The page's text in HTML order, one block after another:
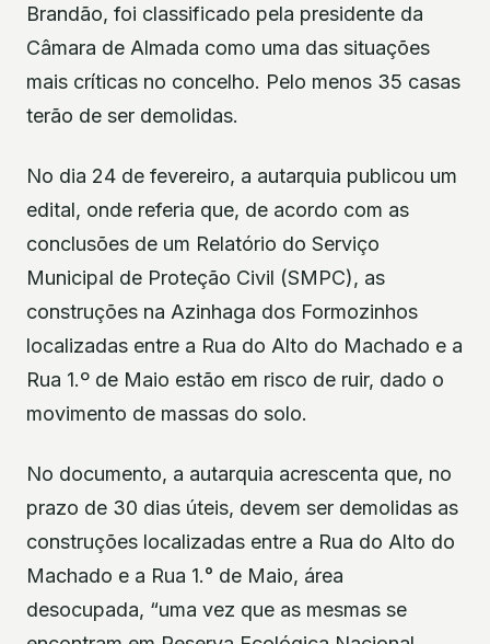
Brandão, foi classificado pela presidente da
Câmara de Almada como uma das situações
mais críticas no concelho. Pelo menos 35 casas
terão de ser demolidas.
No dia 24 de fevereiro, a autarquia publicou um
edital, onde referia que, de acordo com as
conclusões de um Relatório do Serviço
Municipal de Proteção Civil (SMPC), as
construções na Azinhaga dos Formozinhos
localizadas entre a Rua do Alto do Machado e a
Rua 1.º de Maio estão em risco de ruir, dado o
movimento de massas do solo.
No documento, a autarquia acrescenta que, no
prazo de 30 dias úteis, devem ser demolidas as
construções localizadas entre a Rua do Alto do
Machado e a Rua 1.° de Maio, área
desocupada, “uma vez que as mesmas se